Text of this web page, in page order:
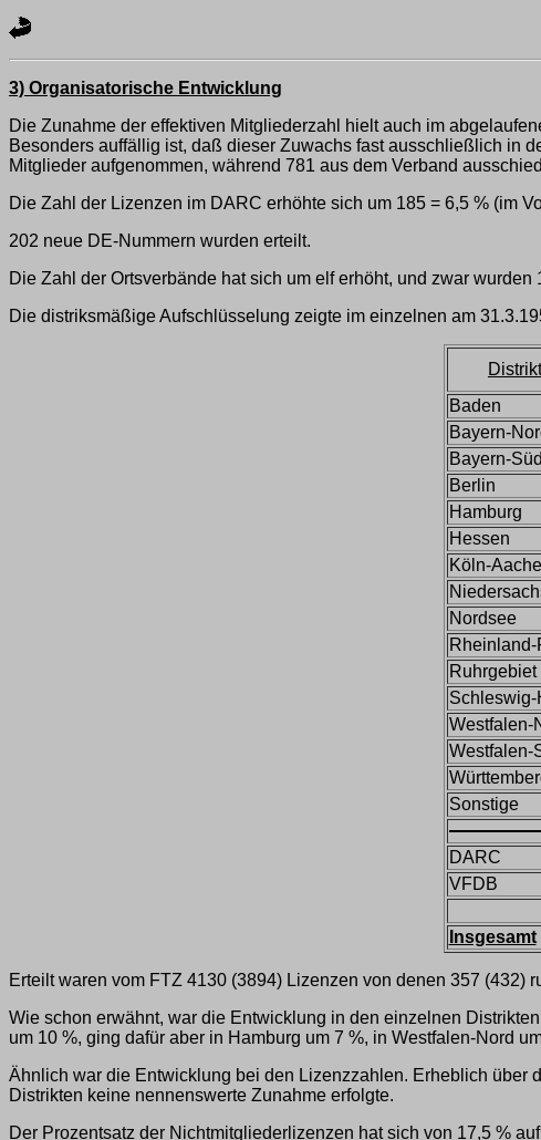
3) Organisatorische Entwicklung
Die Zunahme der effektiven Mitgliederzahl hielt auch im
Besonders auffällig ist, daß dieser Zuwachs fast ausschließlich in
Mitglieder aufgenommen, während 781 aus dem Verband
Die Zahl der Lizenzen im DARC erhöhte sich um 185 = 6,5 % (im
202 neue DE-Nummern wurden erteilt.
Die Zahl der Ortsverbände hat sich um elf erhöht, und zwar
Die distriksmäßige Aufschlüsselung zeigte im einzelnen am
Distrikt
Baden
Bayern-
Bayern-Süd
Berlin
Hamburg
Hessen
Köln-
Nordsee
Rheinland-
Ruhrgebiet
Schleswig-
Westfalen-
Westfalen-
Sonstige
DARC
VFDB
Insgesamt
Erteilt waren vom FTZ 4130 (3894) Lizenzen von denen 357 (432)
Wie schon erwähnt, war die Entwicklung in den einzelnen
um 10 %, ging dafür aber in Hamburg um 7 %, in Westfalen-Nord
Ähnlich war die Entwicklung bei den Lizenzzahlen. Erheblich über
Distrikten keine nennenswerte Zunahme erfolgte.
Der Prozentsatz der Nichtmitgliederlizenzen hat sich von 17,5 %